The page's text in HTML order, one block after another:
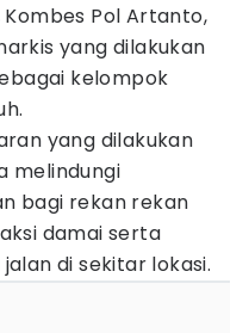
Pol Artanto,
yang dilakukan
kelompok
yang dilakukan
melindungi
bagi rekan rekan
damai serta
di sekitar lokasi.